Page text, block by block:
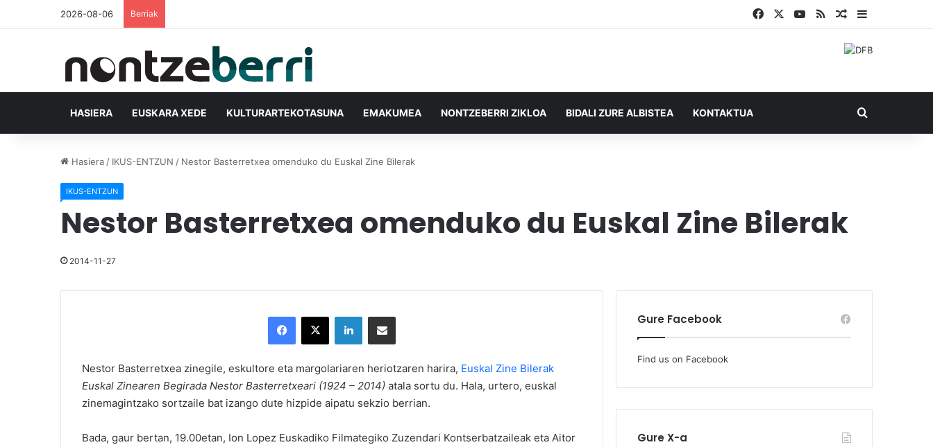
2026-08-06 Berriak Facebook YouTube
RSS Ausazko
HASIERA EUSKARA XEDE KULTURARTEKOTASUNA EMAKUMEA NONTZEBERRI ZIKLOA BIDALI ZURE ALBISTEA KONTAKTUA
Hasiera / IKUS-ENTZUN / Nestor Basterretxea omenduko du Euskal Zine Bilerak
IKUS-ENTZUN
Nestor Basterretxea omenduko du Euskal Zine Bilerak
2014-11-27
Nestor Basterretxea zinegile, eskultore eta margolariaren heriotzaren harira, Euskal Zine Bilerak
Euskal Zinearen Begirada Nestor Basterretxeari (1924 – 2014) atala sortu du. Hala, urtero, euskal
zinemagintzako sortzaile bat izango dute hizpide aipatu sekzio berrian.
Bada, gaur bertan, 19.00etan, Ion Lopez Euskadiko Filmategiko Zuzendari Kontserbatzaileak eta Aitor
Gure Facebook
Find us on Facebook
Gure X-a